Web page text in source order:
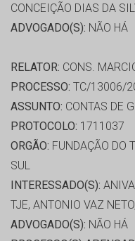
CONCEIÇÃO DIAS DA
ADVOGADO(S): NÃO HÁ
RELATOR: CONS.
PROCESSO: TC/13006/
ASSUNTO: CONTAS DE
PROTOCOLO: 1711037
ORGÃO: FUNDAÇÃO DO
SUL
INTERESSADO(S):
TJE, ANTONIO VAZ
ADVOGADO(S): NÃO HÁ